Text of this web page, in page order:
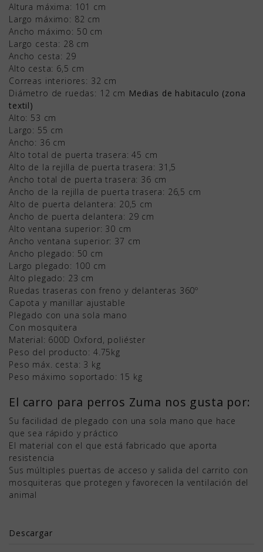
Altura máxima: 101 cm
Largo máximo: 82 cm
Ancho máximo: 50 cm
Largo cesta: 28 cm
Ancho cesta: 29
Alto cesta: 6,5 cm
Correas interiores: 32 cm
Diámetro de ruedas: 12 cm Medias de habitaculo (zona
textil)
Alto: 53 cm
Largo: 55 cm
Ancho: 36 cm
Alto total de puerta trasera: 45 cm
Alto de la rejilla de puerta trasera: 31,5
Ancho total de puerta trasera: 36 cm
Ancho de la rejilla de puerta trasera: 26,5 cm
Alto de puerta delantera: 20,5 cm
Ancho de puerta delantera: 29 cm
Alto ventana superior: 30 cm
Ancho ventana superior: 37 cm
Ancho plegado: 50 cm
Largo plegado: 100 cm
Alto plegado: 23 cm
Ruedas traseras con freno y delanteras 360º
Capota y manillar ajustable
Plegado con una sola mano
Con mosquitera
Material: 600D Oxford, poliéster
Peso del producto: 4.75kg
Peso máx. cesta: 3 kg
Peso máximo soportado: 15 kg
El carro para perros Zuma nos gusta por:
Su facilidad de plegado con una sola mano que hace
que sea rápido y práctico
El material con el que está fabricado que aporta
resistencia
Sus múltiples puertas de acceso y salida del carrito con
mosquiteras que protegen y favorecen la ventilación del
animal
Descargar